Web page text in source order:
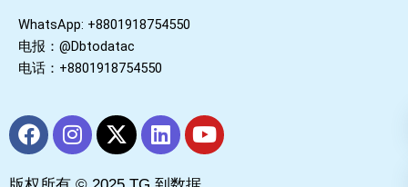
WhatsApp: +8801918754550
电报：@Dbtodatac
电话：+8801918754550
F
a
I
n
X
-
L
i
Y
o